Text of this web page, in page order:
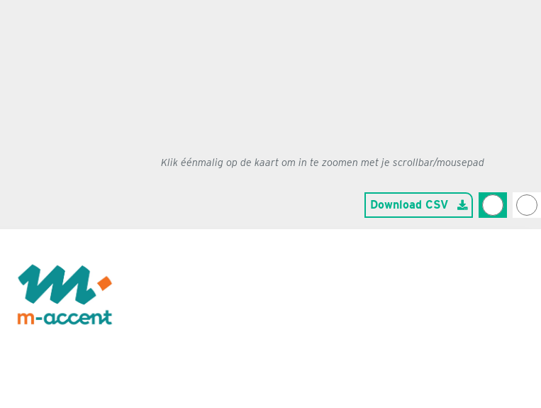
Klik éénmalig op de kaart om in te zoomen met je scrollbar/mousepad
Download CSV